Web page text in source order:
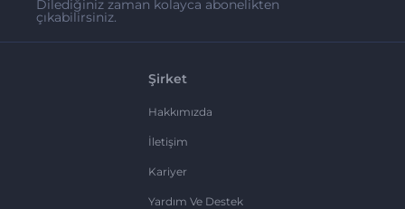
Dilediğiniz zaman kolayca abonelikten
çıkabilirsiniz.
Şirket
Hakkımızda
İletişim
Kariyer
Yardım Ve Destek